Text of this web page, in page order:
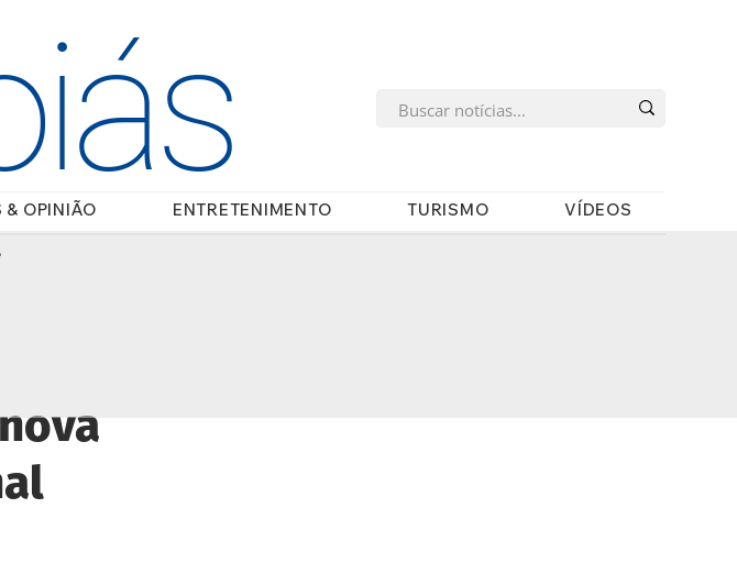
& OPINIÃO ENTRETENIMENTO TURISMO VÍDEOS